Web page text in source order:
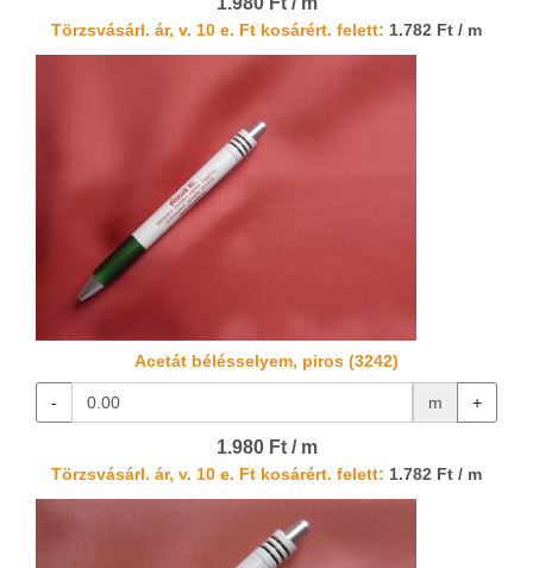
Törzsvásárl. ár, v. 10 e. Ft kosárért. felett: 1.782 Ft / m
Acetát bélésselyem, piros (3242)
- m +
1.980 Ft / m
Törzsvásárl. ár, v. 10 e. Ft kosárért. felett: 1.782 Ft / m